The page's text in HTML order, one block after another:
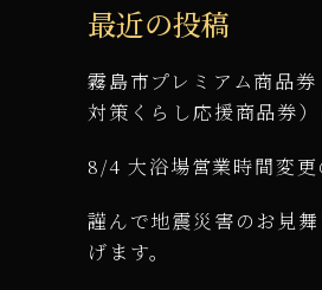
最近の投稿
霧島市プレミアム商品
対策くらし応援商品券
8/4 大浴場営業時間変更
謹んで地震災害のお見
げます。